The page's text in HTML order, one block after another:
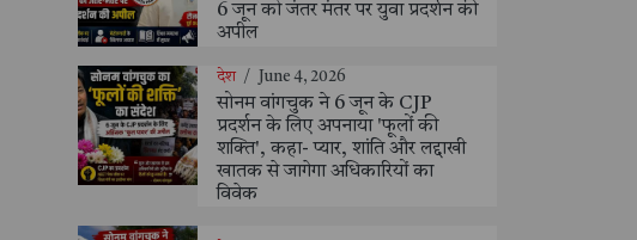
6 जून को जंतर मंतर पर युवा प्रदर्शन की
अपील
देश / June 4, 2026
सोनम वांगचुक ने 6 जून के CJP
प्रदर्शन के लिए अपनाया 'फूलों की
शक्ति', कहा- प्यार, शांति और लद्दाखी
खातक से जागेगा अधिकारियों का
विवेक